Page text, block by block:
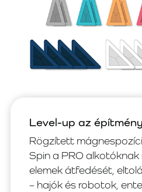
Level-up az
Rögzített
Spin a PRO
elemek átfedését,
– hajók és robotok,